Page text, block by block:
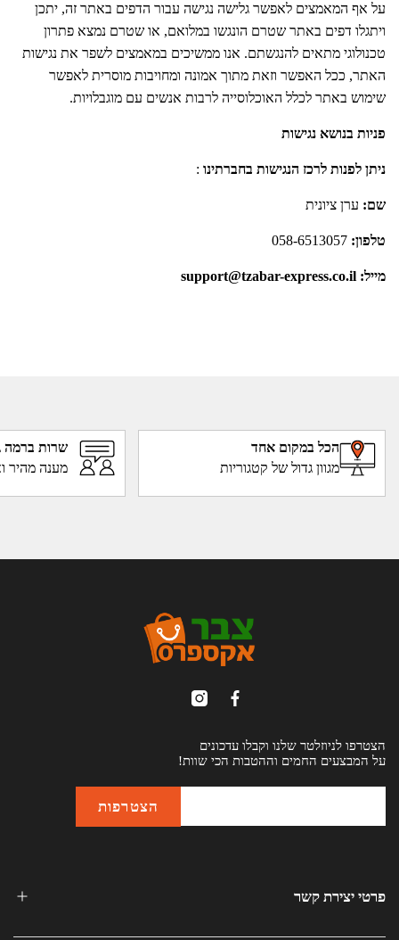
על אף המאמצים לאפשר גלישה נגישה עבור הדפים באתר זה, יתכן
ויתגלו דפים באתר שטרם הונגשו במלואם, או שטרם נמצא פתרון
טכנולוגי מתאים להנגשתם. אנו ממשיכים במאמצים לשפר את נגישות
האתר, ככל האפשר וזאת מתוך אמונה ומחויבות מוסרית לאפשר
שימוש באתר לכלל האוכלוסייה לרבות אנשים עם מוגבלויות.
פניות בנושא נגישות
ניתן לפנות לרכז הנגישות בחברתינו :
שם: ערן ציונית
טלפון:
מייל: support@tzabar-express.co.il
הכל במקום אחד
מגוון גדול של קטגוריות
שרות ברמה
מענה מהיר
הצטרפו לניוזלטר שלנו וקבלו עדכונים
על המבצעים החמים וההטבות הכי שוות!
פרטי יצירת קשר